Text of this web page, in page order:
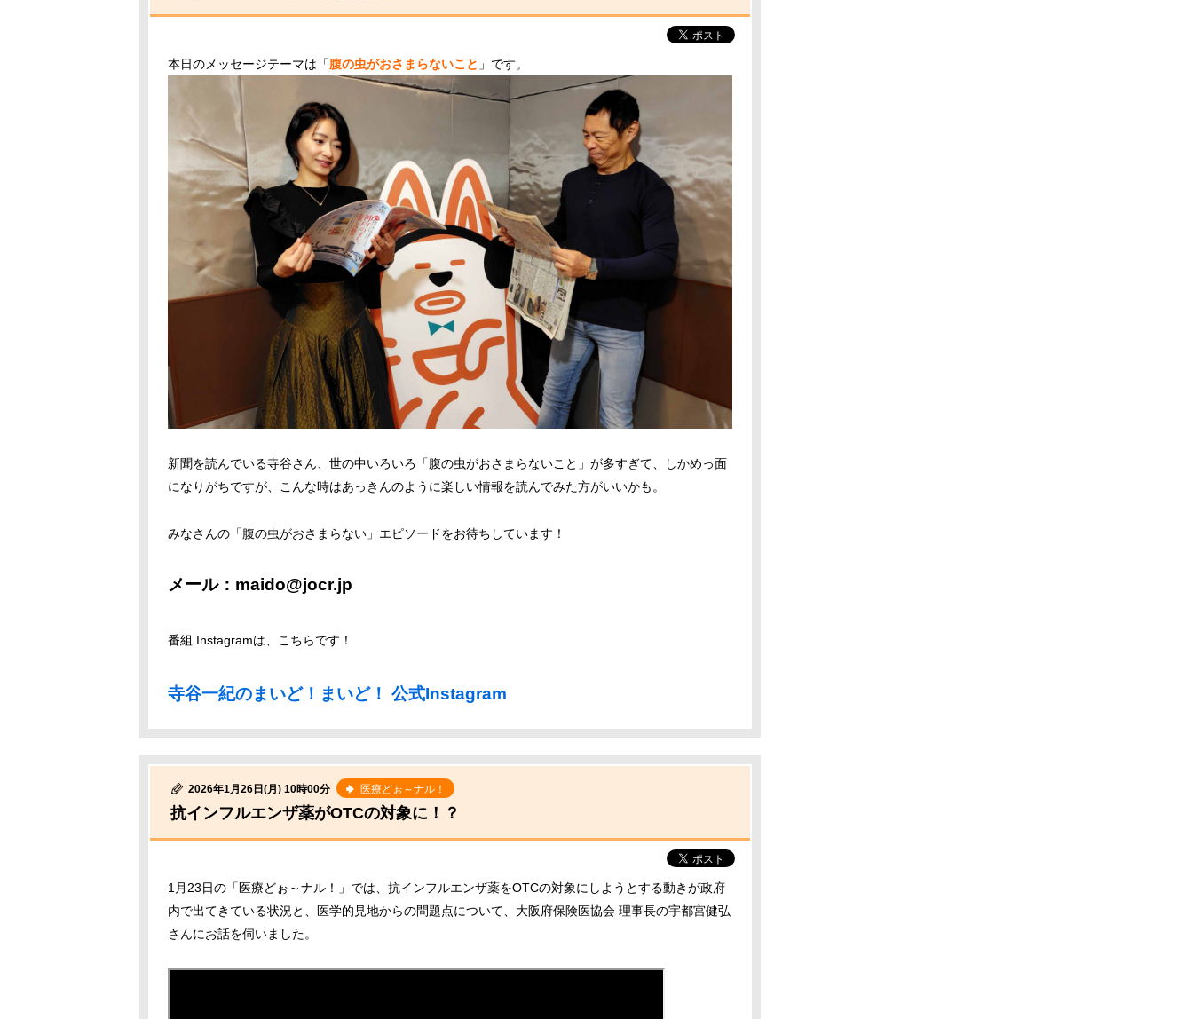
本日のメッセージテーマは「腹の虫がおさまらないこと 」です。
新聞を読んでいる寺谷さん、世の中いろいろ「腹の虫がおさまらないこと」が多すぎて、しかめっ面
になりがちですが、こんな時はあっきんのように楽しい情報を読んでみた方がいいかも。
みなさんの「腹の虫がおさまらない」エピソードをお待ちしています！
メール：maido@jocr.jp
番組 Instagramは、こちらです！
寺谷一紀のまいど！まいど！ 公式Instagram
2026年1月26日(月) 10時00分 医療どぉ～ナル！
抗インフルエンザ薬がOTCの対象に！？
1月23日の「医療どぉ～ナル！」では、抗インフルエンザ薬をOTCの対象にしようとする動きが政府
内で出てきている状況と、医学的見地からの問題点について、大阪府保険医協会 理事長の宇都宮健弘
さんにお話を伺いました。